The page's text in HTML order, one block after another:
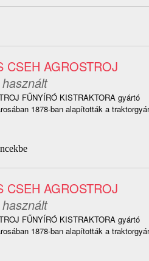
CSEH AGROSTROJ
FŰNYÍRÓ KISTRAKTORA gyártó
1878-ban alapították a
CSEH AGROSTROJ
FŰNYÍRÓ KISTRAKTORA gyártó
1878-ban alapították a